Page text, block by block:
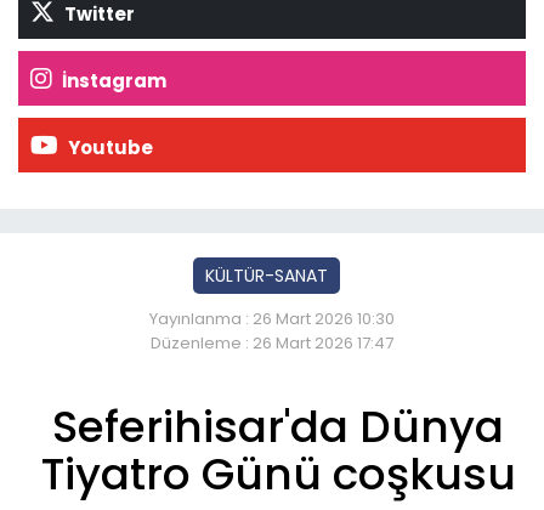
Twitter
İnstagram
Youtube
KÜLTÜR-SANAT
Yayınlanma : 26 Mart 2026 10:30
Düzenleme : 26 Mart 2026 17:47
Seferihisar'da Dünya
Tiyatro Günü coşkusu